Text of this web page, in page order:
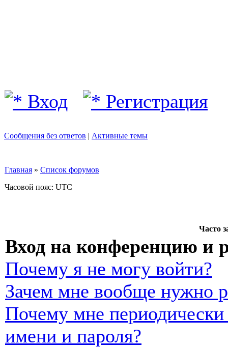
Вход Регистрация
Сообщения без ответов | Активные темы
Главная » Список форумов
Часовой пояс: UTC
Часто
Вход на конференцию и
Почему я не могу войти?
Зачем мне вообще нужно
Почему мне периодически
имени и пароля?